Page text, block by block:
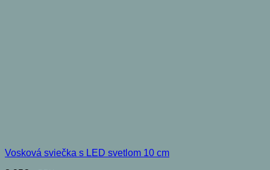
Vosková sviečka s LED svetlom 10 cm